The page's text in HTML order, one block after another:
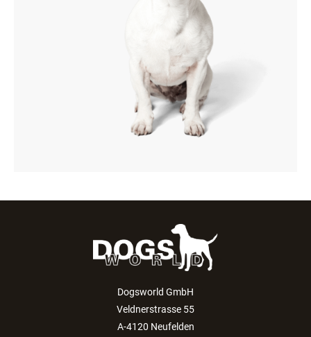
Dogsworld GmbH
Veldnerstrasse 55
A-4120 Neufelden